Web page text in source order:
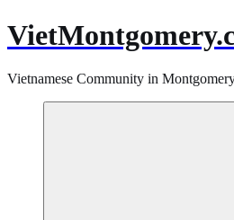
Vietnamese Community in